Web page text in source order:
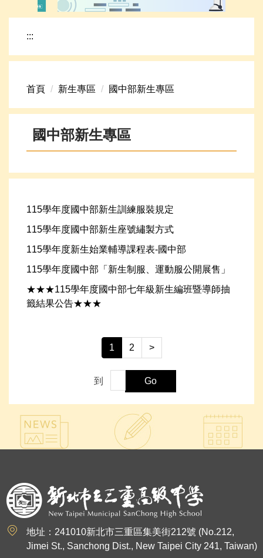
下載專區
網路資源
新生專區
高中升學資訊
:::
首頁 新生專區 國中部新生專區
國中部新生專區
115學年度國中部新生訓練服裝規定
115學年度國中部新生座號繡製方式
115學年度新生始業輔導課程表-國中部
115學年度國中部「新生制服、運動服公開展售」
★★★115學年度國中部七年級新生編班暨導師抽
籤結果公告★★★
1 2 >
到 Go
地址：241010新北市三重區集美街212號 (No.212,
Jimei St., Sanchong Dist., New Taipei City 241, Taiwan)